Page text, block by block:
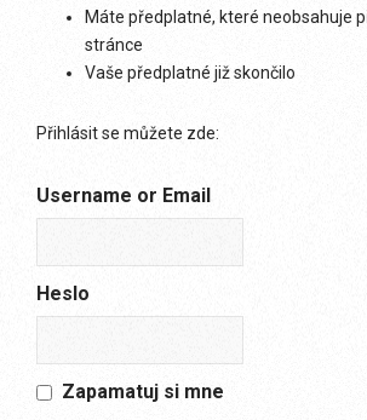
Máte předplatné, které neobsahuje
stránce
Vaše předplatné již skončilo
Přihlásit se můžete zde:
Username or Email
Heslo
Zapamatuj si mne